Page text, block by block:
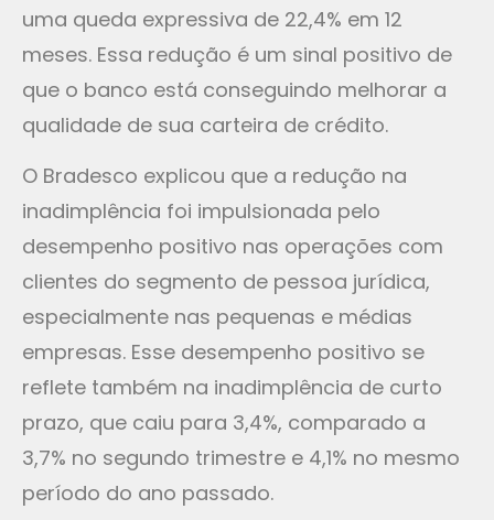
uma queda expressiva de 22,4% em 12
meses. Essa redução é um sinal positivo de
que o banco está conseguindo melhorar a
qualidade de sua carteira de crédito.
O Bradesco explicou que a redução na
inadimplência foi impulsionada pelo
desempenho positivo nas operações com
clientes do segmento de pessoa jurídica,
especialmente nas pequenas e médias
empresas. Esse desempenho positivo se
reflete também na inadimplência de curto
prazo, que caiu para 3,4%, comparado a
3,7% no segundo trimestre e 4,1% no mesmo
período do ano passado.